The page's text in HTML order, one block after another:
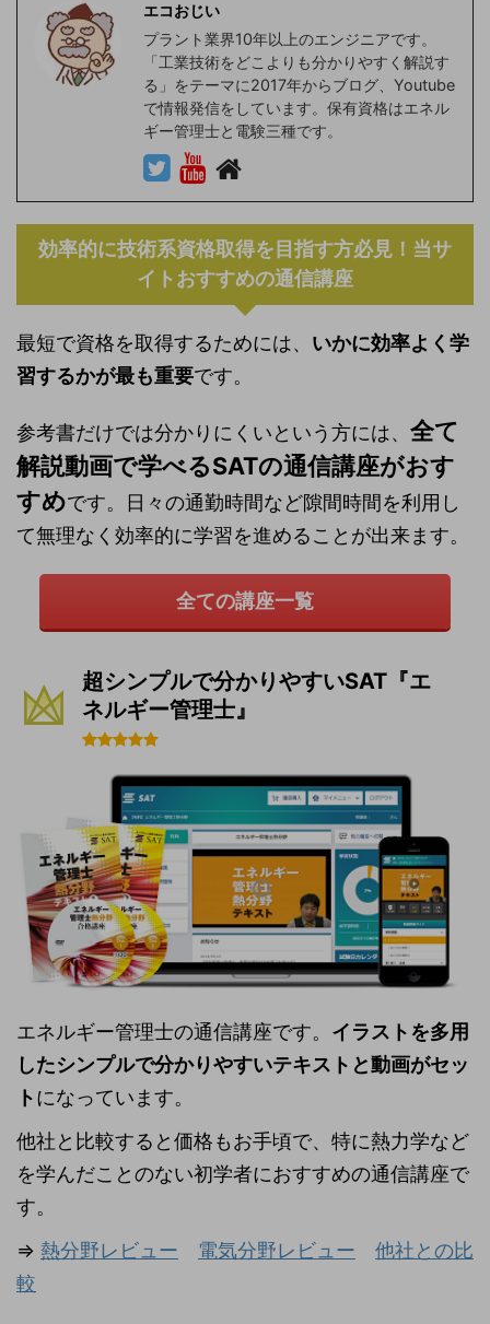
エコおじい
プラント業界10年以上のエンジニアです。
「工業技術をどこよりも分かりやすく解説す
る」をテーマに2017年からブログ、Youtube
で情報発信をしています。保有資格はエネル
ギー管理士と電験三種です。
効率的に技術系資格取得を目指す方必見！当サ
イトおすすめの通信講座
最短で資格を取得するためには、 いかに効率よく学
習するかが最も重要です。
参考書だけでは分かりにくいという方には、 全て
解説動画で学べるSATの通信講座がおす
すめです。日々の通勤時間など隙間時間を利用し
て無理なく効率的に学習を進めることが出来ます。
全ての講座一覧
超シンプルで分かりやすいSAT『エ
ネルギー管理士』
エネルギー管理士の通信講座です。 イラストを多用
したシンプルで分かりやすいテキストと動画がセッ
トになっています。
他社と比較すると価格もお手頃で、特に熱力学など
を学んだことのない初学者におすすめの通信講座で
す。
⇒ 熱分野レビュー 電気分野レビュー
他社との比
較